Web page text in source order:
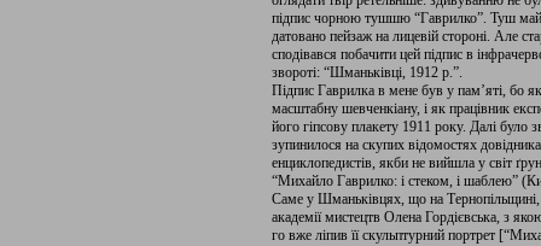
підпис чорною тушшю “Гаврилко”. Туш
датовано пейзаж на лицевій стороні. Але
сподівався побачити цей підпис в
звороті: “Шманьківці, 1912 р.”.
Підпис Гаврилка в мене був у пам’яті, бо
масштабну шевченкіану, і як працівник
його гіпсову плакету 1911 року. Далі було
зупинилося на скупих відомостях
енциклопедистів, якби не вийшла у світ
“Михайло Гаврилко: і стеком, і шаблею”
Саме у Шманьківцях, що на Тернопільщині,
академії мистецтв Олена Гордієвська, з
го вже ліпив її скульптурний портрет